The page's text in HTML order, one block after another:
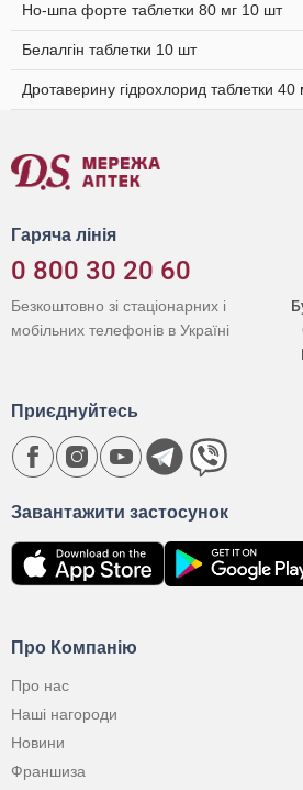
Но-шпа форте таблетки 80 мг 10 шт
Белалгін таблетки 10 шт
Дротаверину гідрохлорид таблетки
Гаряча лінія
0 800 30 20 60
Безкоштовно зі стаціонарних і
мобільних телефонів в Україні
Про Компанію
Про нас
Наші нагороди
Новини
Франшиза
Завантажити застосунок
Приєднуйтесь